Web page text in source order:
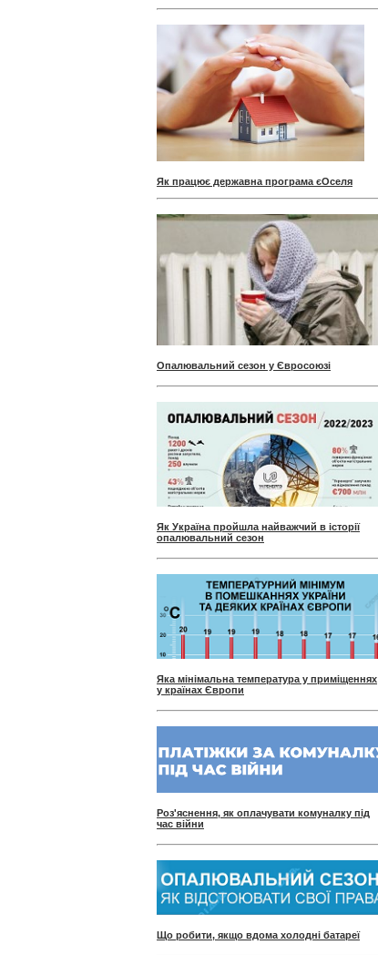
Як працює державна програма єОселя
Опалювальний сезон у Євросоюзі
Як Україна пройшла найважчий в історії
опалювальний сезон
Яка мінімальна температура у приміщеннях
у країнах Європи
Роз'яснення, як оплачувати комуналку під
час війни
Що робити, якщо вдома холодні батареї